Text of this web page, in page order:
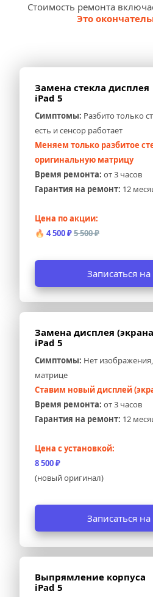
Стоимость ремонта
Это
Замена стекла дисплея
iPad 5
Симптомы: Разбито только
есть и сенсор работает
Меняем только разбитое
оригинальную матрицу
Время ремонта: от 3 часов
Гарантия на ремонт: 12
Цена по акции:
🔥 4 500 ₽ 5 500 ₽
Записаться
Замена дисплея
iPad 5
Симптомы: Нет
матрице
Ставим новый дисплей
Время ремонта: от 3 часов
Гарантия на ремонт: 12
Цена с установкой:
8 500 ₽
(новый оригинал)
Записаться
Выпрямление корпуса
iPad 5